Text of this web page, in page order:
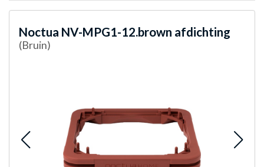
Noctua NV-MPG1-12.brown afdichting
(Bruin)